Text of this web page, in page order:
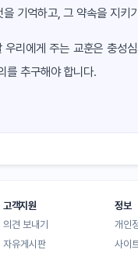
기억하고, 그 약속을 지키
리에게 주는 교훈은 충성
를 추구해야 합니다.
고객지원
의견 보내기
자유게시판
정보
개인
사이